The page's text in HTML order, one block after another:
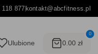
877kontakt@abcfitness.pl
Ulubione
0
0.00 zł